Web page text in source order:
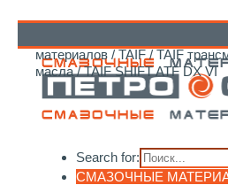
Search for:
СМАЗОЧНЫЕ
материалов/TAIF/TAIF
масла/ TAIF SHIFT ATF DX VI